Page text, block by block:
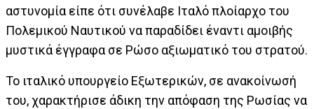
αστυνομία είπε ότι συνέλαβε Ιταλό πλοίαρχο του
Πολεμικού Ναυτικού να παραδίδει έναντι αμοιβής
μυστικά έγγραφα σε Ρώσο αξιωματικό του στρατού.
Το ιταλικό υπουργείο Εξωτερικών, σε ανακοίνωσή
του, χαρακτήρισε άδικη την απόφαση της Ρωσίας να